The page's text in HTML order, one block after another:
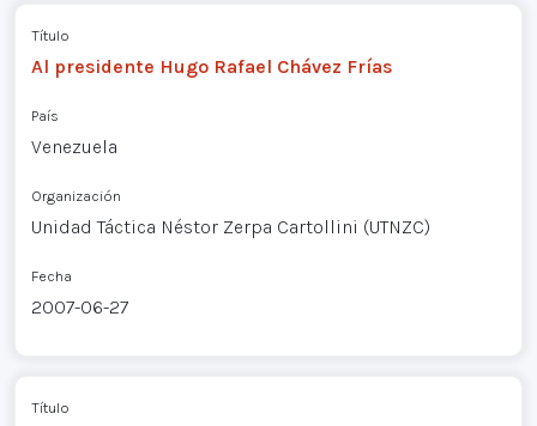
Título
Al presidente Hugo Rafael Chávez Frías
País
Venezuela
Organización
Unidad Táctica Néstor Zerpa Cartollini (UTNZC)
Fecha
2007-06-27
Título